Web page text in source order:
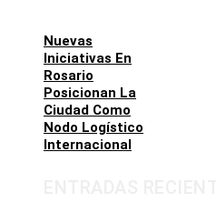
Nuevas
Iniciativas En
Rosario
Posicionan La
Ciudad Como
Nodo Logístico
Internacional